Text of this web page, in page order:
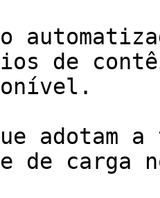
de
adotam
de carga